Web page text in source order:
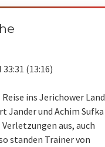
(13:16)
ins Jerichower Land
Jander und Achim Sufka
aus, auch
standen Trainer von